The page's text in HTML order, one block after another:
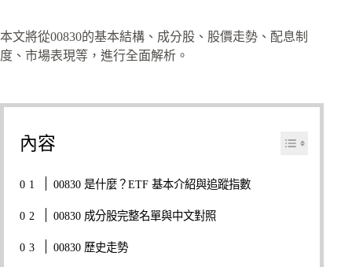
本文將從00830的基本結構、成分股、股價走勢、配息制
度、市場表現等，進行全面解析。
內容
00830 是什麼？ETF 基本介紹與追蹤指數
00830 成分股完整名單與中文對照
00830 歷史走勢